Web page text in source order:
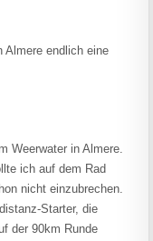
Almere endlich eine
Weerwater in Almere.
ich auf dem Rad
nicht einzubrechen.
Starter, die
der 90km Runde